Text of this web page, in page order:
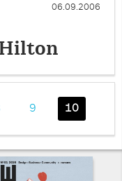
06.09.2006
9 10